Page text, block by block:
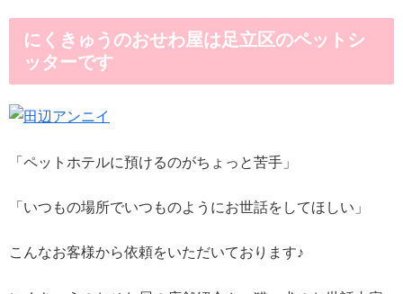
にくきゅうのおせわ屋は足立区のペットシ
ッターです
「ペットホテルに預けるのがちょっと苦手」
「いつもの場所でいつものようにお世話をしてほしい」
こんなお客様から依頼をいただいております♪